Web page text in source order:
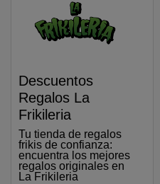
Descuentos
Regalos La
Frikileria
Tu tienda de regalos
frikis de confianza:
encuentra los mejores
regalos originales en
La Frikileria